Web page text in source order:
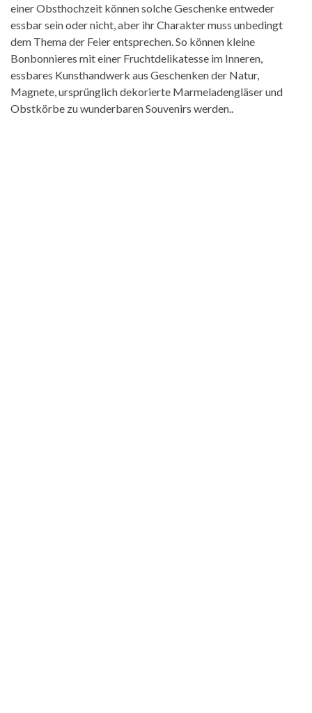
einer Obsthochzeit können solche Geschenke entweder
essbar sein oder nicht, aber ihr Charakter muss unbedingt
dem Thema der Feier entsprechen. So können kleine
Bonbonnieres mit einer Fruchtdelikatesse im Inneren,
essbares Kunsthandwerk aus Geschenken der Natur,
Magnete, ursprünglich dekorierte Marmeladengläser und
Obstkörbe zu wunderbaren Souvenirs werden..